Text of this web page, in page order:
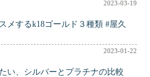
2023-03-19
メするk18ゴールド３種類 #屋久
2023-01-22
い、シルバーとプラチナの比較